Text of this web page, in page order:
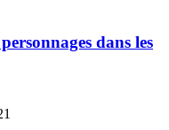
dans les